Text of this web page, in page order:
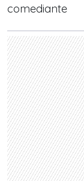
comediante